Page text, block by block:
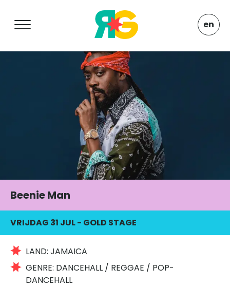
en
Beenie Man
VRIJDAG 31 JUL- GOLD STAGE
LAND:JAMAICA
GENRE: DANCEHALL / REGGAE / POP-
DANCEHALL